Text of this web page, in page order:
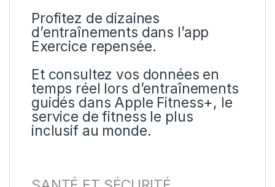
Profitez de dizaines
d’entraînements dans l’app
Exercice repensée.
Et consultez vos données en
temps réel lors d’entraînements
guidés dans Apple Fitness+, le
service de fitness le plus
inclusif au monde.